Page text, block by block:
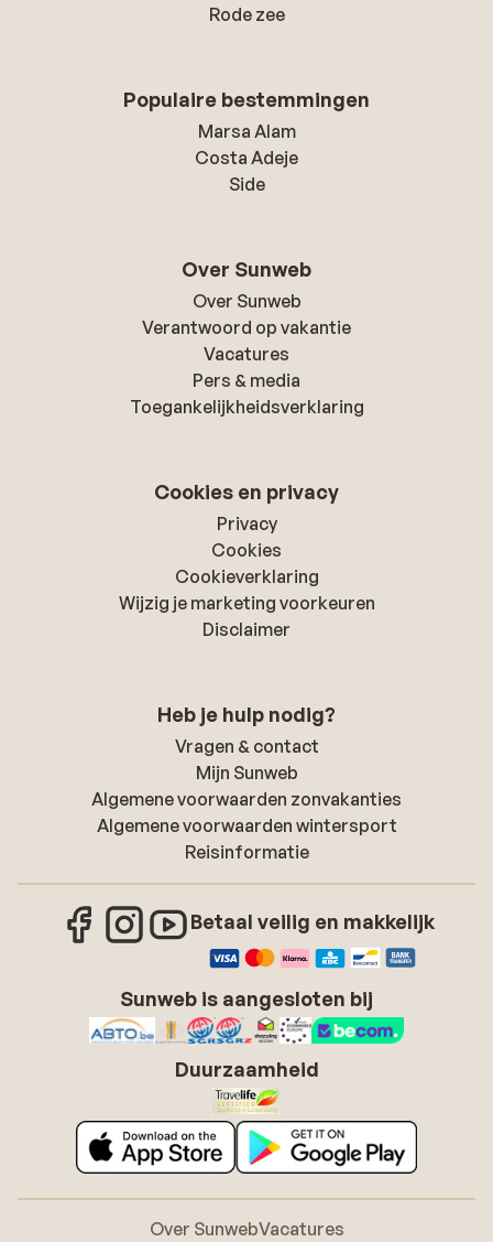
Rode zee
Populaire bestemmingen
Marsa Alam
Costa Adeje
Side
Over Sunweb
Over Sunweb
Verantwoord op vakantie
Vacatures
Pers & media
Toegankelijkheidsverklaring
Cookies en privacy
Privacy
Cookies
Cookieverklaring
Wijzig je marketing voorkeuren
Disclaimer
Heb je hulp nodig?
Vragen & contact
Mijn Sunweb
Algemene voorwaarden zonvakanties
Algemene voorwaarden wintersport
Reisinformatie
Betaal veilig en makkelijk
Sunweb is aangesloten bij
Duurzaamheid
Over SunwebVacatures